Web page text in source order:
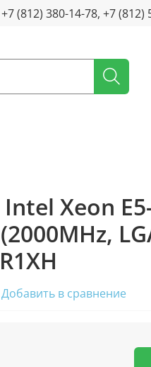
+7 (812) 380-14-78, +7 (812)
Xeon
Добавить в сравнение